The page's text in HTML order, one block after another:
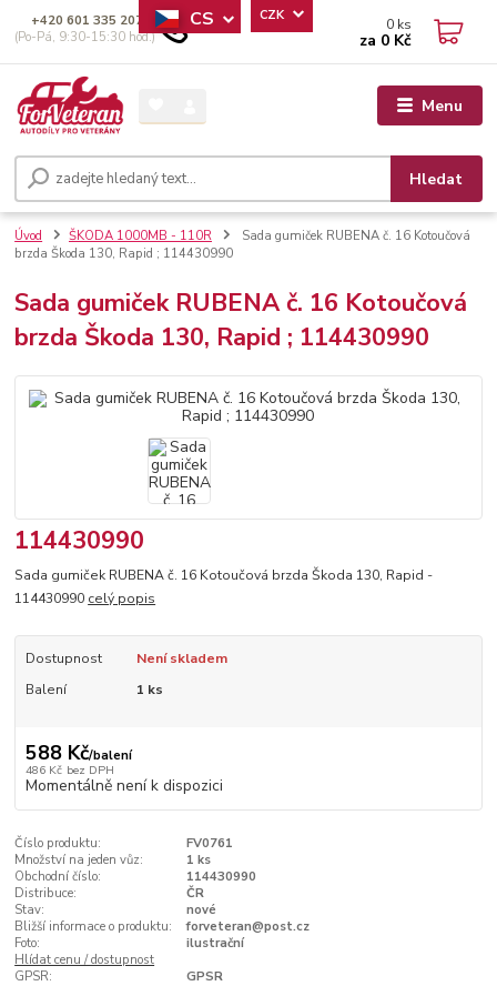
Menu
CS CZK
Hledat
+420 601 335 207
(Po-Pá, 9:30-15:30 hod.)
0 ks
za 0 Kč
Úvod ŠKODA 1000MB - 110R
Sada gumiček RUBENA č. 16 Kotoučová
brzda Škoda 130, Rapid ; 114430990
Sada gumiček RUBENA č. 16 Kotoučová
brzda Škoda 130, Rapid ; 114430990
114430990
Sada gumiček RUBENA č. 16 Kotoučová brzda Škoda 130, Rapid -
114430990 celý popis
Dostupnost
Není skladem
Balení
1 ks
588 Kč/balení
486 Kč bez DPH
Momentálně není k dispozici
Číslo produktu:
FV0761
Množství na jeden vůz:
1 ks
Obchodní číslo:
114430990
Distribuce:
ČR
Stav:
nové
Bližší informace o produktu:
forveteran@post.cz
Foto:
ilustrační
Hlídat cenu / dostupnost
GPSR:
GPSR